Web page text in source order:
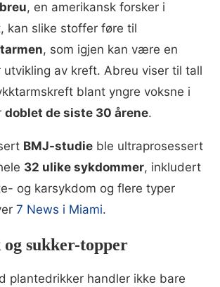
, en amerikansk forsker i
kan slike stoffer føre til
, som igjen kan være en
utvikling av kreft. Abreu viser til tall
blant yngre voksne i
doblet de siste 30 årene.
BMJ-studie ble ultraprosessert
32 ulike sykdommer, inkludert
og karsykdom og flere typer
7 News i Miami.
sukker-topper
plantedrikker handler ikke bare